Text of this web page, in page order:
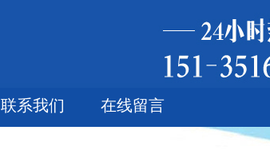
联系我们 在线留言